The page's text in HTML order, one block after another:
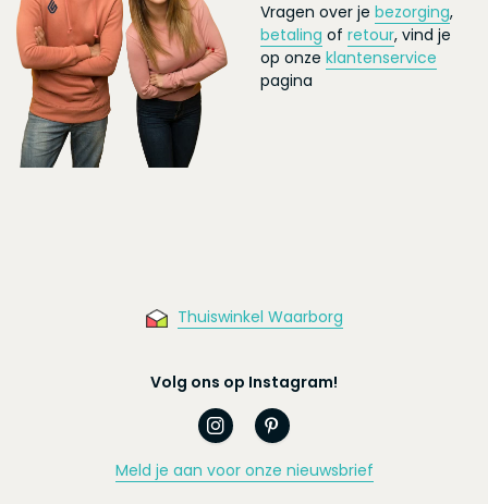
Vragen over je bezorging,
betaling of retour, vind je
op onze klantenservice
pagina
Thuiswinkel Waarborg
Volg ons op Instagram!
Meld je aan voor onze nieuwsbrief